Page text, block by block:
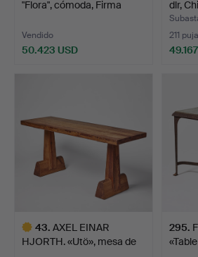
"Flora", cómoda, Firma
Vendido
50.423 USD
dlr,
211
43. AXEL EINAR
HJORTH. «Utö», mesa de
295.